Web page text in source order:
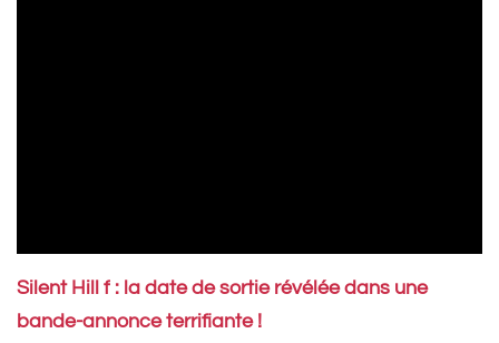
Silent Hill f : la date de sortie révélée dans une
bande-annonce terrifiante !